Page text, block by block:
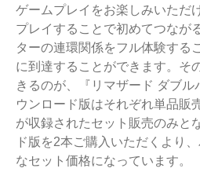
ゲームプレイをお楽しみいただ
プレイすることで初めてつなが
ターの連環関係をフル体験する
に到達することができます。そ
きるのが、『リマザード ダブ
ウンロード版はそれぞれ単品販
が収録されたセット販売のみと
ド版を2本ご購入いただくより
なセット価格になっています。